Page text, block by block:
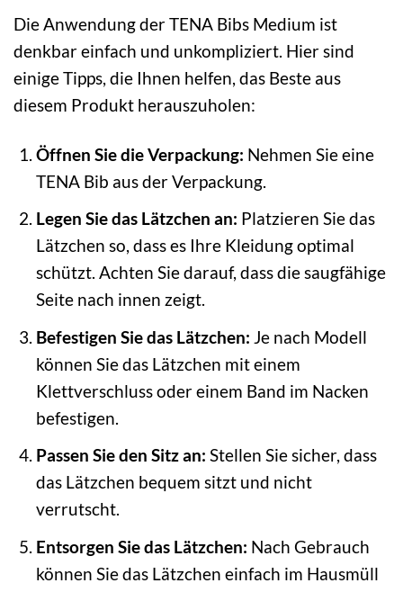
Die Anwendung der TENA Bibs Medium ist
denkbar einfach und unkompliziert. Hier sind
einige Tipps, die Ihnen helfen, das Beste aus
diesem Produkt herauszuholen:
Öffnen Sie die Verpackung: Nehmen Sie eine
TENA Bib aus der Verpackung.
Legen Sie das Lätzchen an: Platzieren Sie das
Lätzchen so, dass es Ihre Kleidung optimal
schützt. Achten Sie darauf, dass die saugfähige
Seite nach innen zeigt.
Befestigen Sie das Lätzchen: Je nach Modell
können Sie das Lätzchen mit einem
Klettverschluss oder einem Band im Nacken
befestigen.
Passen Sie den Sitz an: Stellen Sie sicher, dass
das Lätzchen bequem sitzt und nicht
verrutscht.
Entsorgen Sie das Lätzchen: Nach Gebrauch
können Sie das Lätzchen einfach im Hausmüll